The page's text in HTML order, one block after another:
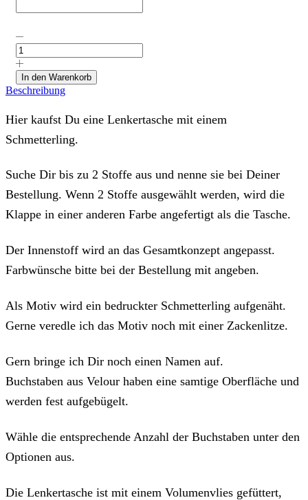
Lenkertasche
bedruckt"
mit
Deinem
Wunschstoff
In den Warenkorb
Beschreibung
Hier kaufst Du eine Lenkertasche mit einem
Schmetterling.
Suche Dir bis zu 2 Stoffe aus und nenne sie bei Deiner
Bestellung. Wenn 2 Stoffe ausgewählt werden, wird die
Klappe in einer anderen Farbe angefertigt als die Tasche.
Der Innenstoff wird an das Gesamtkonzept angepasst.
Farbwünsche bitte bei der Bestellung mit angeben.
Als Motiv wird ein bedruckter Schmetterling aufgenäht.
Gerne veredle ich das Motiv noch mit einer Zackenlitze.
Gern bringe ich Dir noch einen Namen auf.
Buchstaben aus Velour haben eine samtige Oberfläche und
werden fest aufgebügelt.
Wähle die entsprechende Anzahl der Buchstaben unter den
Optionen aus.
Die Lenkertasche ist mit einem Volumenvlies gefüttert,